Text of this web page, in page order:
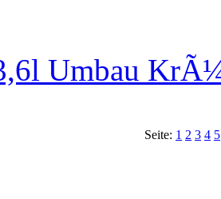
Umbau
Seite: 1 2 3 4 5